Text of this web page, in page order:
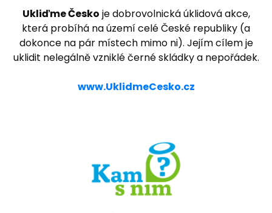
Ukliďme Česko je dobrovolnická úklidová akce,
která probíhá na území celé České republiky (a
dokonce na pár místech mimo ni). Jejím cílem je
uklidit nelegálně vzniklé černé skládky a nepořádek.
www.UklidmeCesko.cz